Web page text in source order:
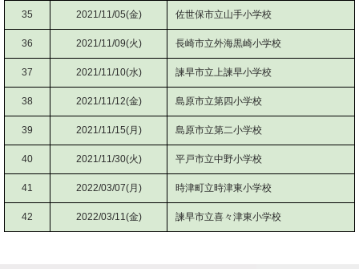
35 2021/11/05(金) 佐世保市立山手小学校
36 2021/11/09(火) 長崎市立外海黒崎小学校
37 2021/11/10(水) 諫早市立上諫早小学校
38 2021/11/12(金) 島原市立第四小学校
39 2021/11/15(月) 島原市立第二小学校
40 2021/11/30(火) 平戸市立中野小学校
41 2022/03/07(月) 時津町立時津東小学校
42 2022/03/11(金) 諫早市立喜々津東小学校